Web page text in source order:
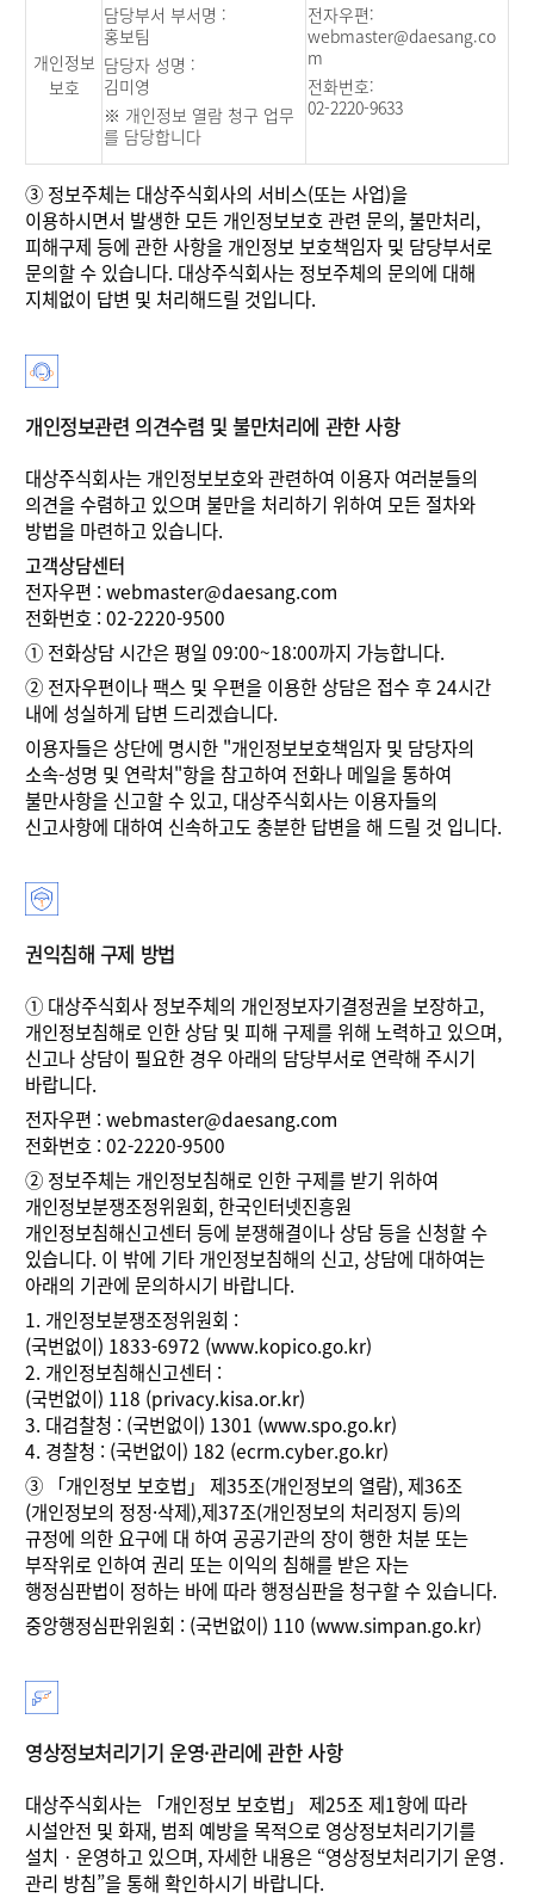
개인정보
보호
담당부서 부서명 :
홍보팀
담당자 성명 :
김미영
※ 개인정보 열람 청구 업무
를 담당합니다
전자우편:
webmaster@daesang.co
m
전화번호:
02-2220-9633
③ 정보주체는 대상주식회사의 서비스(또는 사업)을
이용하시면서 발생한 모든 개인정보보호 관련 문의, 불만처리,
피해구제 등에 관한 사항을 개인정보 보호책임자 및 담당부서로
문의할 수 있습니다. 대상주식회사는 정보주체의 문의에 대해
지체없이 답변 및 처리해드릴 것입니다.
개인정보관련 의견수렴 및 불만처리에 관한 사항
대상주식회사는 개인정보보호와 관련하여 이용자 여러분들의
의견을 수렴하고 있으며 불만을 처리하기 위하여 모든 절차와
방법을 마련하고 있습니다.
고객상담센터
전자우편 : webmaster@daesang.com
전화번호 : 02-2220-9500
① 전화상담 시간은 평일 09:00~18:00까지 가능합니다.
② 전자우편이나 팩스 및 우편을 이용한 상담은 접수 후 24시간
내에 성실하게 답변 드리겠습니다.
이용자들은 상단에 명시한 "개인정보보호책임자 및 담당자의
소속-성명 및 연락처"항을 참고하여 전화나 메일을 통하여
불만사항을 신고할 수 있고, 대상주식회사는 이용자들의
신고사항에 대하여 신속하고도 충분한 답변을 해 드릴 것 입니다.
권익침해 구제 방법
① 대상주식회사 정보주체의 개인정보자기결정권을 보장하고,
개인정보침해로 인한 상담 및 피해 구제를 위해 노력하고 있으며,
신고나 상담이 필요한 경우 아래의 담당부서로 연락해 주시기
바랍니다.
전자우편 : webmaster@daesang.com
전화번호 : 02-2220-9500
② 정보주체는 개인정보침해로 인한 구제를 받기 위하여
개인정보분쟁조정위원회, 한국인터넷진흥원
개인정보침해신고센터 등에 분쟁해결이나 상담 등을 신청할 수
있습니다. 이 밖에 기타 개인정보침해의 신고, 상담에 대하여는
아래의 기관에 문의하시기 바랍니다.
1. 개인정보분쟁조정위원회 :
(국번없이) 1833-6972 (www.kopico.go.kr)
2. 개인정보침해신고센터 :
(국번없이) 118 (privacy.kisa.or.kr)
3. 대검찰청 : (국번없이) 1301 (www.spo.go.kr)
4. 경찰청 : (국번없이) 182 (ecrm.cyber.go.kr)
③
「개인정보 보호법」 제35조(개인정보의 열람), 제36조
(개인정보의 정정·삭제),제37조(개인정보의 처리정지 등)의
규정에 의한 요구에 대 하여 공공기관의 장이 행한 처분 또는
부작위로 인하여 권리 또는 이익의 침해를 받은 자는
행정심판법이 정하는 바에 따라 행정심판을 청구할 수 있습니다.
중앙행정심판위원회 : (국번없이) 110 (www.simpan.go.kr)
영상정보처리기기 운영·관리에 관한 사항
대상주식회사는 「개인정보 보호법」 제25조 제1항에 따라
시설안전 및 화재, 범죄 예방을 목적으로 영상정보처리기기를
설치‧운영하고 있으며, 자세한 내용은 “영상정보처리기기 운영․
관리 방침”을 통해 확인하시기 바랍니다.